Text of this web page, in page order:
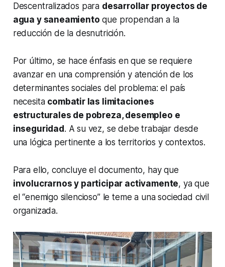
Descentralizados para desarrollar proyectos de
agua y saneamiento que propendan a la
reducción de la desnutrición.
Por último, se hace énfasis en que se requiere
avanzar en una comprensión y atención de los
determinantes sociales del problema: el país
necesita combatir las limitaciones
estructurales de pobreza, desempleo e
inseguridad. A su vez, se debe trabajar desde
una lógica pertinente a los territorios y contextos.
Para ello, concluye el documento, hay que
involucrarnos y participar activamente, ya que
el “enemigo silencioso” le teme a una sociedad civil
organizada.